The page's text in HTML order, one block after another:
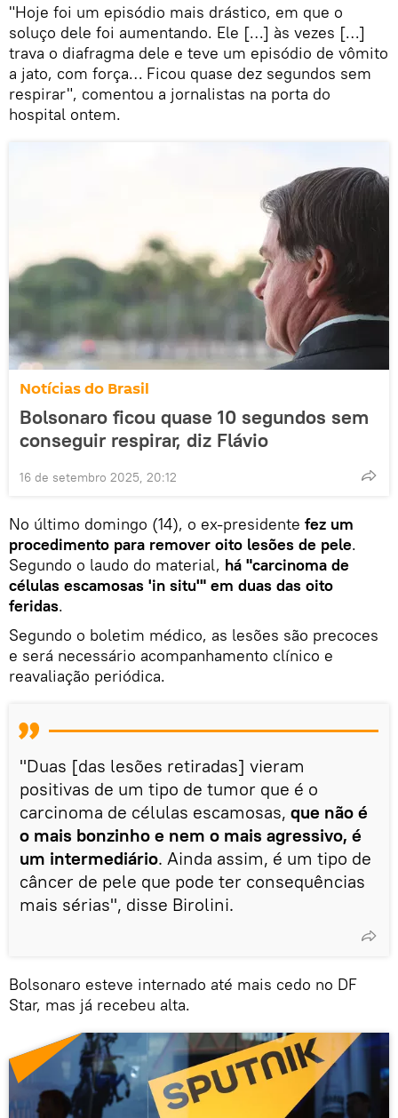
"Hoje foi um episódio mais drástico, em que o
soluço dele foi aumentando. Ele […] às vezes […]
trava o diafragma dele e teve um episódio de vômito
a jato, com força… Ficou quase dez segundos sem
respirar", comentou a jornalistas na porta do
hospital ontem.
Notícias do Brasil
Bolsonaro ficou quase 10 segundos sem
conseguir respirar, diz Flávio
16 de setembro 2025, 20:12
No último domingo (14), o ex-presidente fez um
procedimento para remover oito lesões de pele.
Segundo o laudo do material, há "carcinoma de
células escamosas 'in situ'" em duas das oito
feridas.
Segundo o boletim médico, as lesões são precoces
e será necessário acompanhamento clínico e
reavaliação periódica.
"Duas [das lesões retiradas] vieram
positivas de um tipo de tumor que é o
carcinoma de células escamosas, que não é
o mais bonzinho e nem o mais agressivo, é
um intermediário. Ainda assim, é um tipo de
câncer de pele que pode ter consequências
mais sérias", disse Birolini.
Bolsonaro esteve internado até mais cedo no DF
Star, mas já recebeu alta.